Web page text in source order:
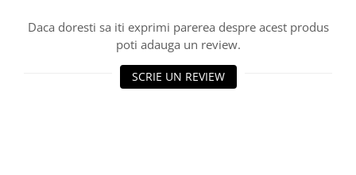
Daca doresti sa iti exprimi parerea despre acest produs
poti adauga un review.
SCRIE UN REVIEW